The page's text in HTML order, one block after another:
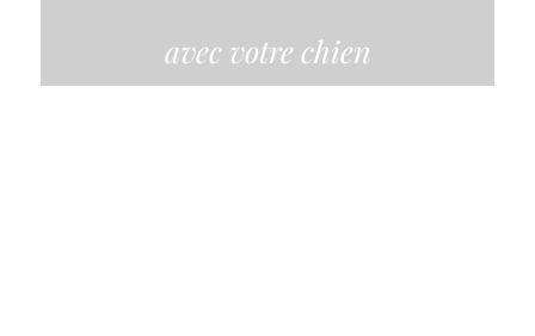
avec votre chien